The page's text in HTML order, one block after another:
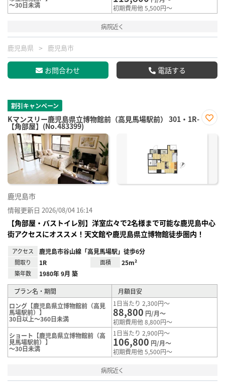
～30日未満
初期費用他 5,500円～
病院近く
鹿児島県 鹿児島市
お問合わせ 電話する
割引キャンペーン
Kマンスリー鹿児島県立博物館前（高見馬場駅前） 301・1R-
【角部屋】(No.483399)
に入
鹿児島市
情報更新日 2026/08/04 16:14
【角部屋・バストイレ別】洋室広々で2名様まで可能な鹿児島中心
街アクセスにオススメ！天文館や鹿児島県立博物館徒歩圏内！
アクセス 鹿児島市谷山線「高見馬場駅」徒歩6分
間取り 1R 面積 25m²
築年数 1980年 9月 築
プラン名・期間
月額目安
ロング【鹿児島県立博物館前（高見
馬場駅前）】
30日以上～360日未満
1日当たり 2,300円～
88,800 円/月～
初期費用他 8,800円～
ショート【鹿児島県立博物館前（高
見馬場駅前）】
～30日未満
1日当たり 2,900円～
106,800 円/月～
初期費用他 5,500円～
病院近く